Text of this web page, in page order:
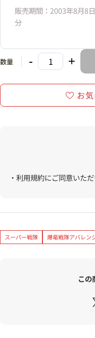
販売期間：2003年8月8
分
数量 - +
お
・利用規約にご同意いた
スーパー戦隊 爆竜戦隊アバレン
この